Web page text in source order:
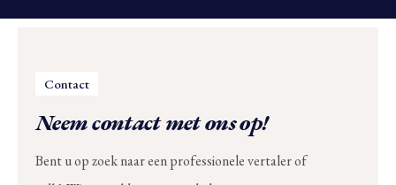
Contact
Neem contact met ons op!
Bent u op zoek naar een professionele vertaler of